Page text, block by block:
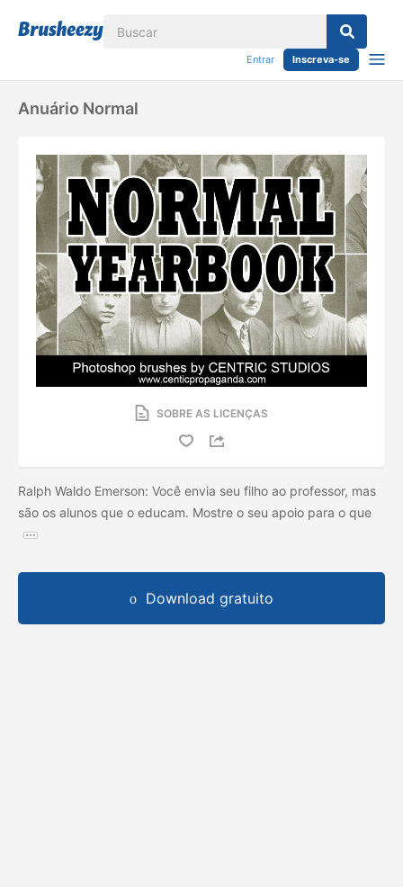
Entrar Inscreva-se
Anuário Normal
SOBRE AS LICENÇAS
Ralph Waldo Emerson: Você envia seu filho ao professor, mas
são os alunos que o educam. Mostre o seu apoio para o que
Download gratuito